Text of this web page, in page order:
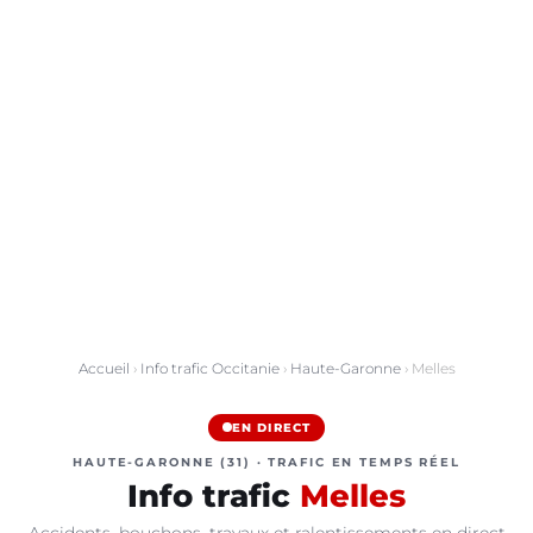
Accueil › Info trafic Occitanie› Haute-Garonne› Melles
EN DIRECT
HAUTE-GARONNE (31) · TRAFIC EN TEMPS RÉEL
Info trafic Melles